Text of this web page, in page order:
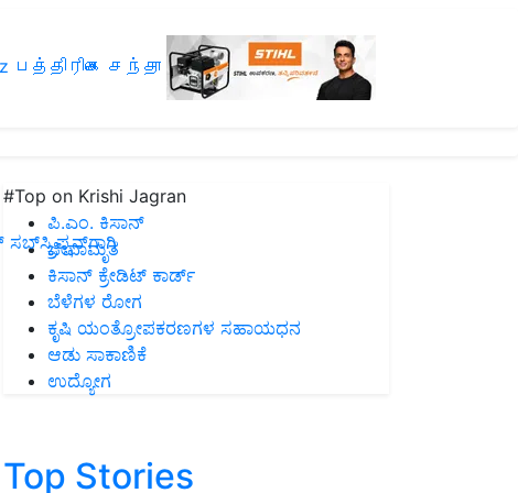
பத்திரிகை சந்தா
#Top on Krishi Jagran
ಪಿ.ಎಂ. ಕಿಸಾನ್
ಜೀವಾಮೃತ
ಕಿಸಾನ್ ಕ್ರೇಡಿಟ್ ಕಾರ್ಡ್
ಬೆಳೆಗಳ ರೋಗ
ಕೃಷಿ ಯಂತ್ರೋಪಕರಣಗಳ ಸಹಾಯಧನ
ಆಡು ಸಾಕಾಣಿಕೆ
ಉದ್ಯೋಗ
Top Stories